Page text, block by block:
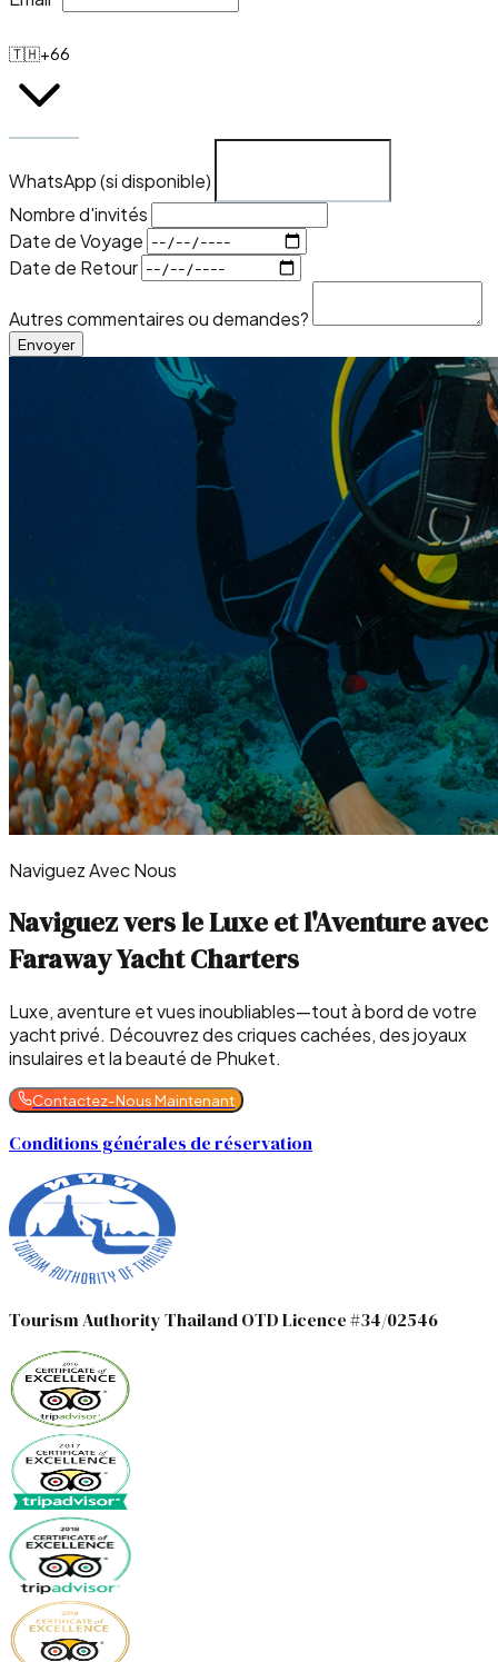
🇹🇭+66
WhatsApp (si disponible)
Nombre d'invités
Date de Voyage
Date de Retour
Autres commentaires ou demandes?
Envoyer
Naviguez Avec Nous
Naviguez vers le Luxe et l'Aventure avec
Faraway Yacht Charters
Luxe, aventure et vues inoubliables—tout à bord de votre
yacht privé. Découvrez des criques cachées, des joyaux
insulaires et la beauté de Phuket.
Contactez-Nous Maintenant
Conditions générales de réservation
Tourism Authority Thailand OTD Licence #34/02546